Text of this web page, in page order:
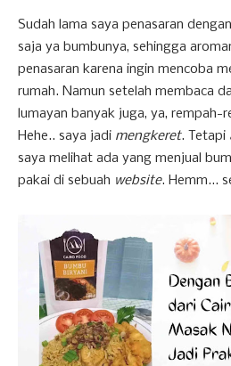
Sudah lama saya penasaran
saja ya bumbunya, sehingga
penasaran karena ingin mencoba
rumah. Namun setelah membaca
lumayan banyak juga, ya, rempah-
Hehe.. saya jadi mengkeret. Tetapi
saya melihat ada yang menjual
pakai di sebuah website. Hemm...